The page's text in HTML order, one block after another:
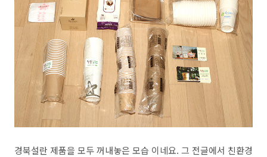
경북설란 제품을 모두 꺼내놓은 모습 이네요. 그 전글에서 친환경